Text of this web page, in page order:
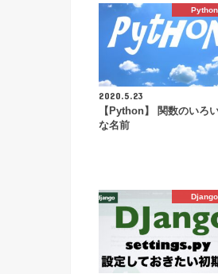
Python
2020.5.23
【Python】 関数のいろ
な名前
Django